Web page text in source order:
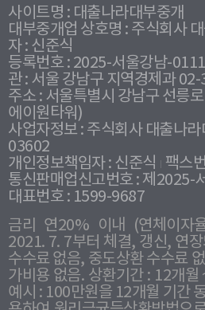
사이트명 : 대출나라대부중개
대부중개업 상호명 : 주식회사
자 : 신준식
등록번호 : 2025-서울강남-
관 : 서울 강남구 지역경제과
주소 : 서울특별시 강남구 선릉
에이원타워)
사업자정보 : 주식회사 대출나
03602
개인정보책임자 : 신준식
팩스
통신판매업신고번호 : 제2025-
대표번호 : 1599-9687
금리 연20% 이내 (연체이자
2021. 7. 7부터 체결, 갱신, 연
수수료 없음, 중도상환 수수료
가비용 없음. 상환기간 : 12개
예시 : 100만원을 12개월 기간